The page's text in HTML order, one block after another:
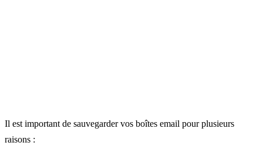
Il est important de sauvegarder vos boîtes email pour plusieurs
raisons :